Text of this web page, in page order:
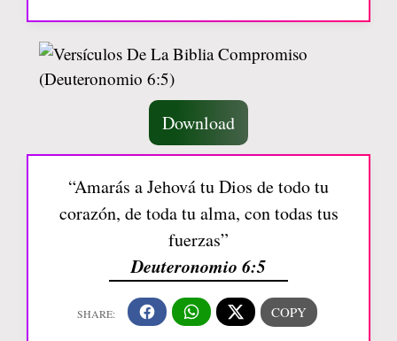
Download
“Amarás a Jehová tu Dios de todo tu
corazón, de toda tu alma, con todas tus
fuerzas”
Deuteronomio 6:5